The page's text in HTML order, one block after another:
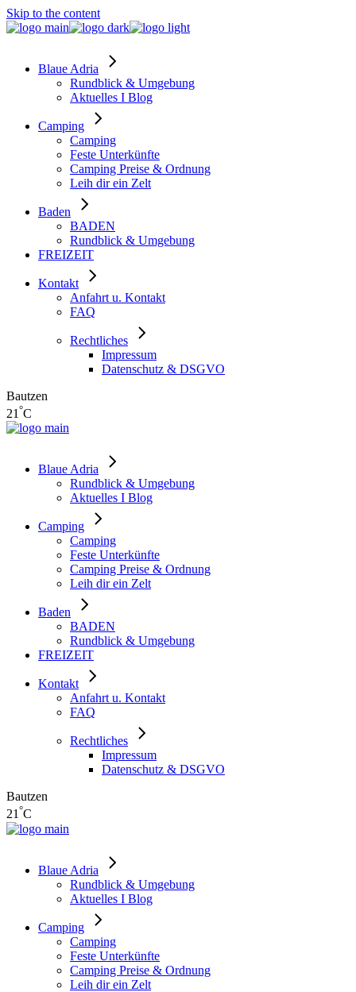
Skip to the content
Blaue Adria
Rundblick & Umgebung
Aktuelles I Blog
Camping
Camping
Feste Unterkünfte
Camping Preise & Ordnung
Leih dir ein Zelt
Baden
BADEN
Rundblick & Umgebung
FREIZEIT
Kontakt
Anfahrt u. Kontakt
FAQ
Rechtliches
Impressum
Datenschutz & DSGVO
Bautzen
21 °C
Blaue Adria
Rundblick & Umgebung
Aktuelles I Blog
Camping
Camping
Feste Unterkünfte
Camping Preise & Ordnung
Leih dir ein Zelt
Baden
BADEN
Rundblick & Umgebung
FREIZEIT
Kontakt
Anfahrt u. Kontakt
FAQ
Rechtliches
Impressum
Datenschutz & DSGVO
Bautzen
21°C
Blaue Adria
Rundblick & Umgebung
Aktuelles I Blog
Camping
Camping
Feste Unterkünfte
Camping Preise & Ordnung
Leih dir ein Zelt